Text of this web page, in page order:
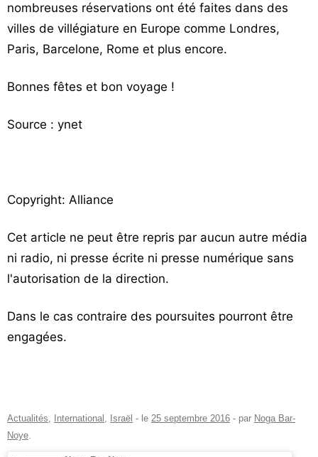
nombreuses réservations ont été faites dans des
villes de villégiature en Europe comme Londres,
Paris, Barcelone, Rome et plus encore.
Bonnes fêtes et bon voyage !
Source : ynet
Copyright: Alliance
Cet article ne peut être repris par aucun autre média
ni radio, ni presse écrite ni presse numérique sans
l'autorisation de la direction.
Dans le cas contraire des poursuites pourront être
engagées.
Actualités, International , Israël - le 25 septembre 2016 - par Noga Bar-
Noye.